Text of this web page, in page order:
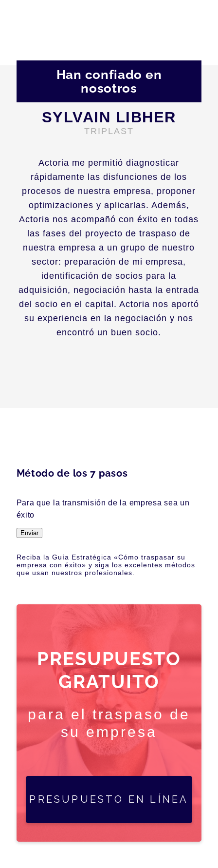
Han confiado en
nosotros
Actoria me permitió diagnosticar
rápidamente las disfunciones de los
procesos de nuestra empresa, proponer
optimizaciones y aplicarlas. Además,
Actoria nos acompañó con éxito en todas
las fases del proyecto de traspaso de
nuestra empresa a un grupo de nuestro
sector: preparación de mi empresa,
identificación de socios para la
adquisición, negociación hasta la entrada
del socio en el capital. Actoria nos aportó
su experiencia en la negociación y nos
encontró un buen socio.
SYLVAIN LIBHER
TRIPLAST
Método de los 7 pasos
Para que la transmisión de la empresa sea un
éxito
Enviar
Reciba la Guía Estratégica «Cómo traspasar su
empresa con éxito» y siga los excelentes métodos
que usan nuestros profesionales.
PRESUPUESTO
GRATUITO
para el traspaso de
su empresa
PRESUPUESTO EN LÍNEA